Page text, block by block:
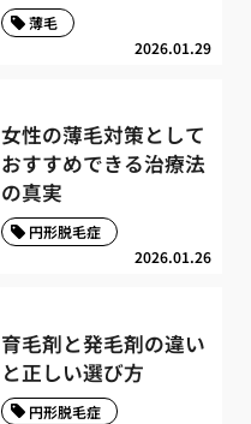
2026.01.29
薄毛
女性の薄毛対策として
おすすめできる治療法
の真実
2026.01.26
円形脱毛症
育毛剤と発毛剤の違い
と正しい選び方
円形脱毛症